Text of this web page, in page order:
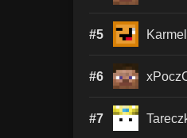
#5
#6
#7